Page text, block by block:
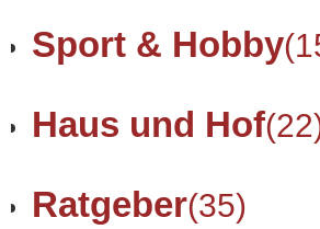
Sport & Hobby
Haus und Hof
Ratgeber(35)